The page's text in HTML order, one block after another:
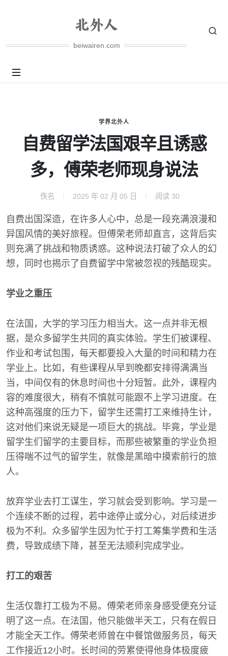
beiwairen.com
学界北外人
自费留学法国艰辛且诱惑
多，傅荣老师现身说法
佚名 2025 年 02 月 05 日 阅读 30
自费出国深造，在许多人心中，总是一段充满浪漫和
异国风情的美好旅程。但傅荣老师却直言，这背后实
则充满了挑战和物质诱惑。这种说法打破了众人的幻
想，同时也揭示了自费留学中常被忽视的残酷现实。
学业之重压
在法国，大学的学习压力相当大。这一点并非无根
据，是众多留学生共同的真实体验。学生们被课程、
作业和考试包围，每天都要投入大量的时间和精力在
学业上。比如，有些课程从早到晚都安排得满满当
当，中间仅有的休息时间也十分短暂。此外，课程内
容的难度很大，稍有不慎就可能跟不上学习进度。在
这种高强度的压力下，留学生还需打工来维持生计，
这对他们来说无疑是一项巨大的挑战。毕竟，学业是
留学生们留学的主要目标，而那些被繁重的学业负担
压得喘不过气的留学生，就像是黑暗中摸索前行的旅
人。
放弃学业去打工谋生，学习就会受到影响。学习是一
个连续不断的过程，若中途停止或分心，对后续进步
极为不利。众多留学生因为忙于打工筹集学费和生活
费，导致成绩下降，甚至无法顺利完成学业。
打工的艰苦
生活仅靠打工极为不易。傅荣老师亲身感受便充分证
明了这一点。在法国，他只能做半天工，只有在假日
才能全天工作。傅荣老师曾在中餐馆做服务员，每天
工作接近12小时。长时间的劳累使得他身体极度疲